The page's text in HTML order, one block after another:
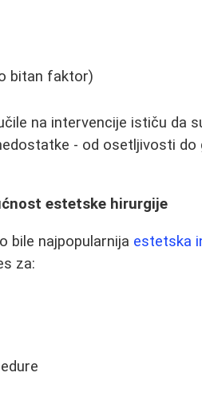
bitan faktor)
na intervencije ističu da
- od osetljivosti do
estetske hirurgije
bile najpopularnija estetska
za: